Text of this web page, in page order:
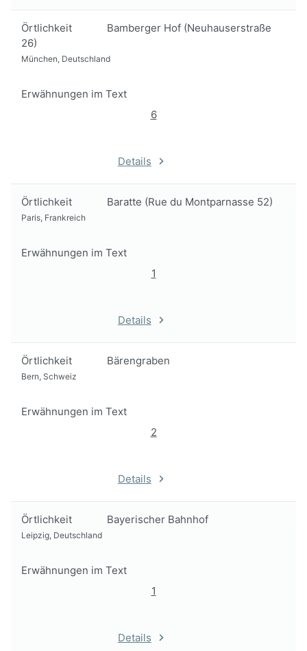
Örtlichkeit
Bamberger Hof (Neuhauserstraße
26)
München, Deutschland
Erwähnungen im Text
6
Details
Örtlichkeit Baratte (Rue du Montparnasse 52)
Paris, Frankreich
Erwähnungen im Text
1
Details
Örtlichkeit Bärengraben
Bern, Schweiz
Erwähnungen im Text
2
Details
Örtlichkeit Bayerischer Bahnhof
Leipzig, Deutschland
Erwähnungen im Text
1
Details